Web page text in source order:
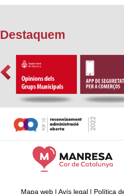
Destaquem
Mapa web | Avís legal | Política